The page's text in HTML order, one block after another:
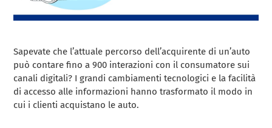
Sapevate che l’attuale percorso dell’acquirente di un’auto
può contare fino a 900 interazioni con il consumatore sui
canali digitali? I grandi cambiamenti tecnologici e la facilità
di accesso alle informazioni hanno trasformato il modo in
cui i clienti acquistano le auto.